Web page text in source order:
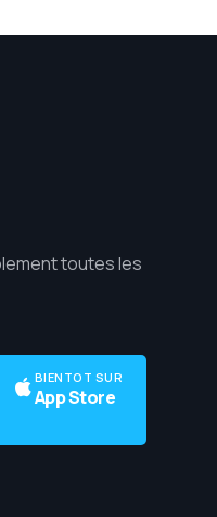
toutes les
BIENTOT SUR
App Store